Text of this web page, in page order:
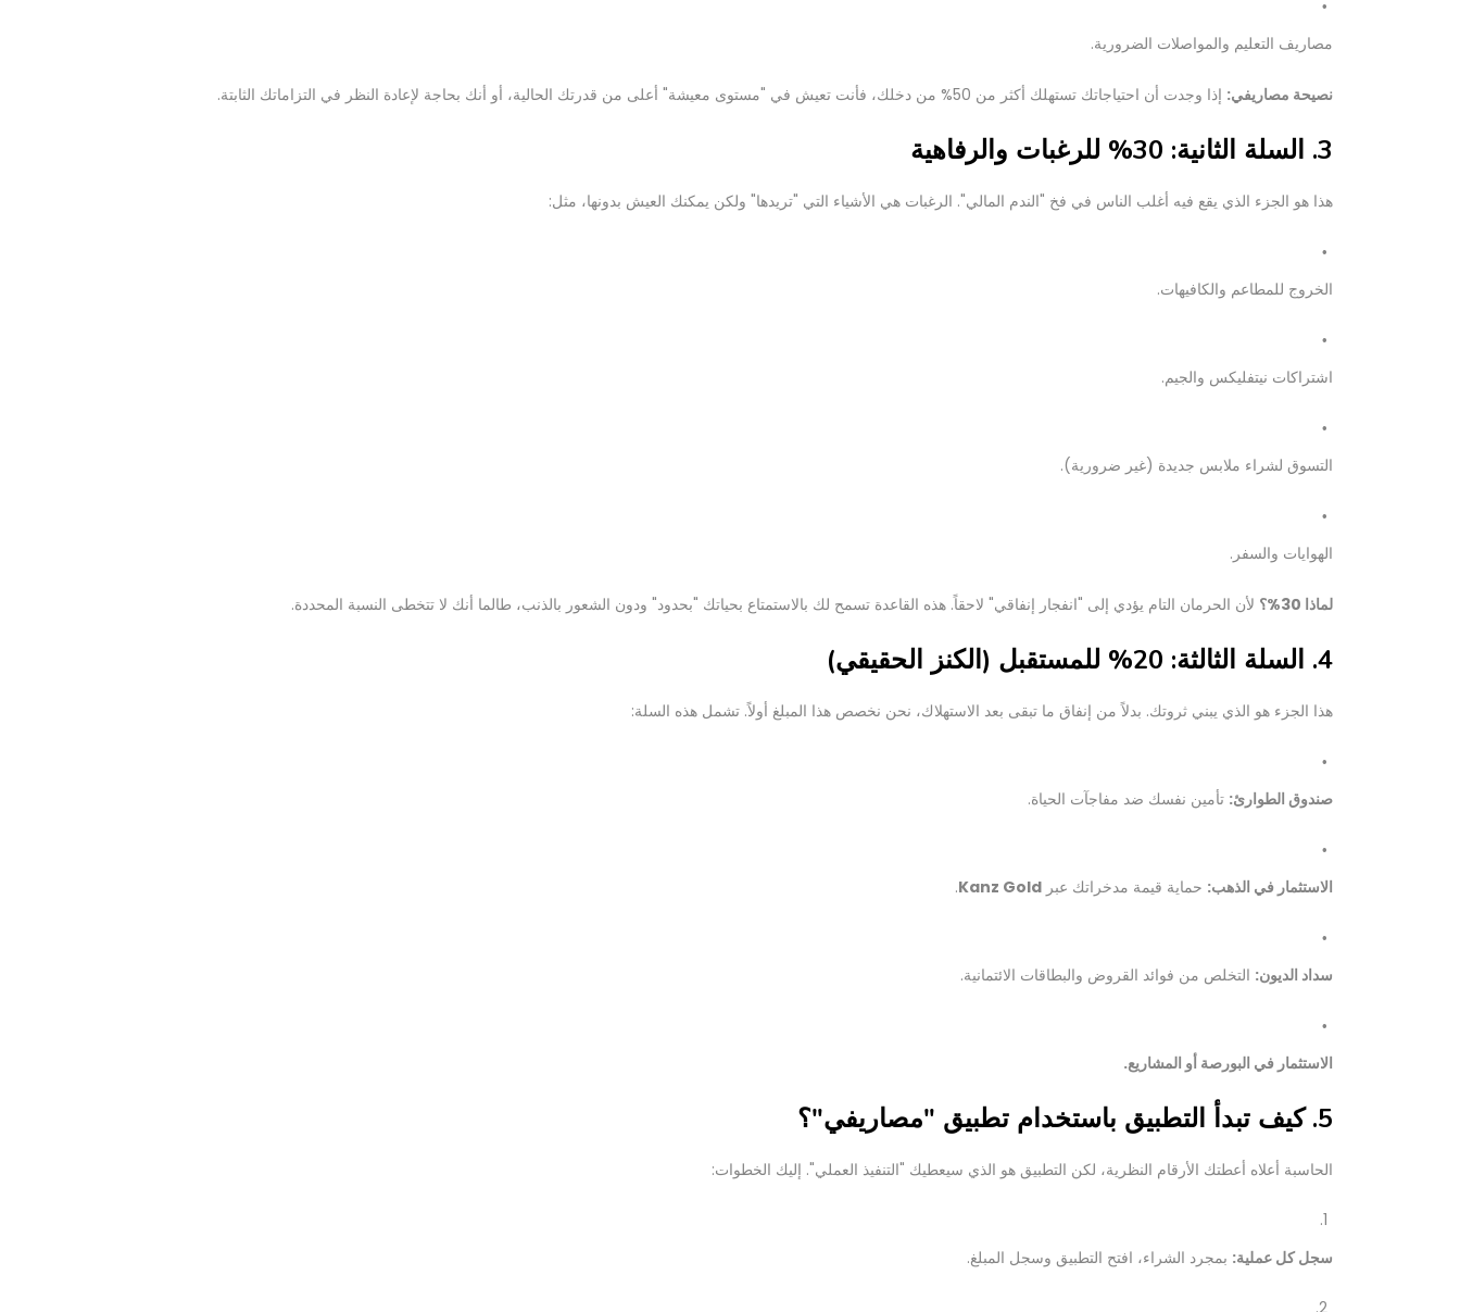
مصاريف التعليم والمواصلات الضرورية.
نصيحة مصاريفي: إذا وجدت أن احتياجاتك تستهلك أكثر من 50% من دخلك، فأنت تعيش في "مستوى معيشة" أعلى من قدرتك الحالية، أو أنك بحاجة لإعادة النظر في التزاماتك الثابتة.
3. السلة الثانية: 30% للرغبات والرفاهية
هذا هو الجزء الذي يقع فيه أغلب الناس في فخ "الندم المالي". الرغبات هي الأشياء التي "تريدها" ولكن يمكنك العيش بدونها، مثل:
الخروج للمطاعم والكافيهات.
اشتراكات نيتفليكس والجيم.
التسوق لشراء ملابس جديدة (غير ضرورية).
الهوايات والسفر.
لماذا 30%؟ لأن الحرمان التام يؤدي إلى "انفجار إنفاقي" لاحقاً. هذه القاعدة تسمح لك بالاستمتاع بحياتك "بحدود" ودون الشعور بالذنب، طالما أنك لا تتخطى النسبة المحددة.
4. السلة الثالثة: 20% للمستقبل (الكنز الحقيقي)
هذا الجزء هو الذي يبني ثروتك. بدلاً من إنفاق ما تبقى بعد الاستهلاك، نحن نخصص هذا المبلغ أولاً. تشمل هذه السلة:
صندوق الطوارئ: تأمين نفسك ضد مفاجآت الحياة.
الاستثمار في الذهب: حماية قيمة مدخراتك عبر Kanz Gold
.
سداد الديون: التخلص من فوائد القروض والبطاقات الائتمانية.
الاستثمار في البورصة أو المشاريع.
5. كيف تبدأ التطبيق باستخدام تطبيق "مصاريفي"؟
الحاسبة أعلاه أعطتك الأرقام النظرية، لكن التطبيق هو الذي سيعطيك "التنفيذ العملي". إليك الخطوات:
سجل كل عملية: بمجرد الشراء، افتح التطبيق وسجل المبلغ.